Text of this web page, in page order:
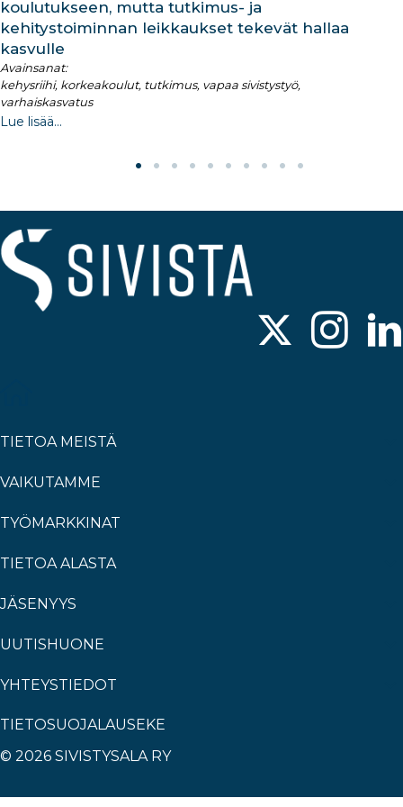
koulutukseen, mutta tutkimus- ja
kehitystoiminnan leikkaukset tekevät hallaa
kasvulle
Avainsanat:
kehysriihi, korkeakoulut, tutkimus, vapaa sivistystyö,
varhaiskasvatus
Lue lisää...
TIETOA MEISTÄ
VAIKUTAMME
TYÖMARKKINAT
TIETOA ALASTA
JÄSENYYS
UUTISHUONE
YHTEYSTIEDOT
TIETOSUOJALAUSEKE
© 2026 SIVISTYSALA RY